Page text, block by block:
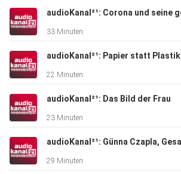
33 Minuten
audioKanal²¹: Papier statt Plastik
22 Minuten
audioKanal²¹: Das Bild der Frau
23 Minuten
29 Minuten